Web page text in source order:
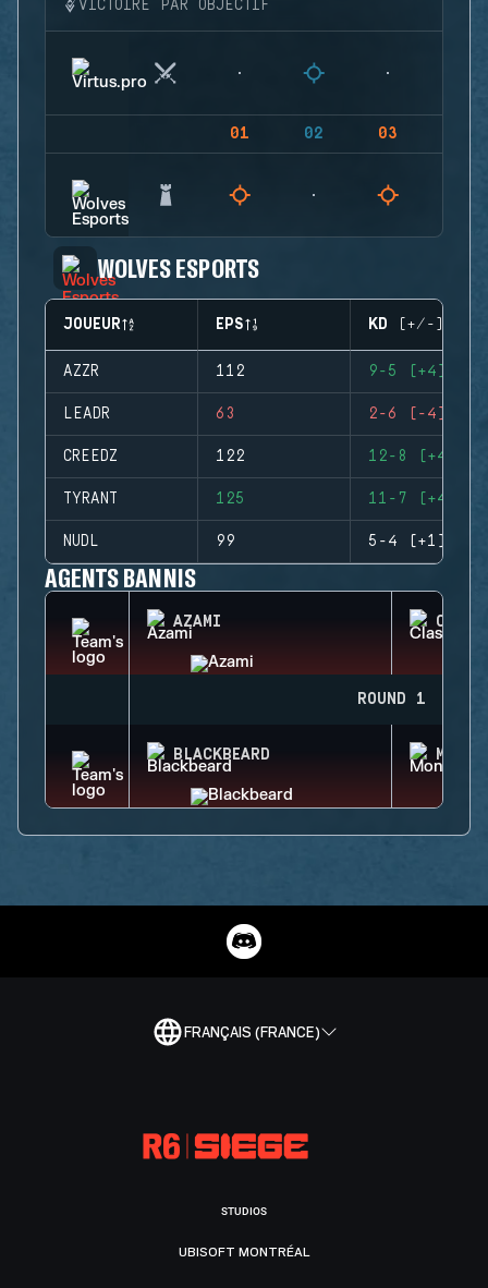
VICTOIRE PAR OBJECTIF
01 02 03
WOLVES ESPORTS
JOUEUR EPS KD (+/-)
AZZR 112 9-5 (+4)
LEADR 63 2-6 (-4)
CREEDZ 122 12-8 (+4)
TYRANT 125 11-7 (+4)
NUDL 99 5-4 (+1)
AGENTS BANNIS
AZAMI CLASH
ROUND 1
BLACKBEARD
FRANÇAIS (FRANCE)
STUDIOS
UBISOFT MONTRÉAL